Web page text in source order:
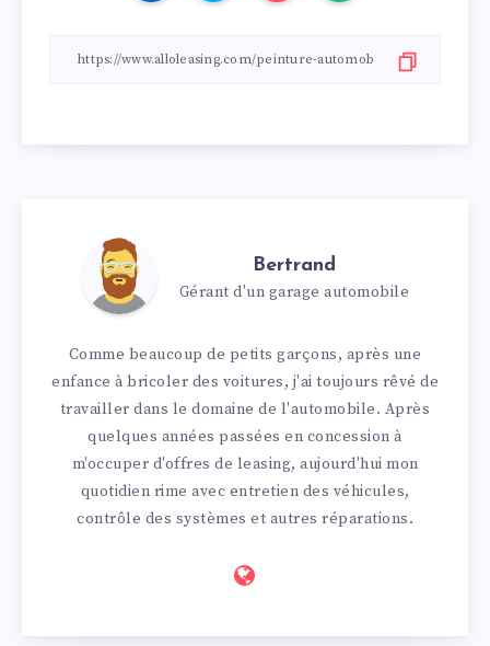
Bertrand
Gérant d'un garage automobile
Comme beaucoup de petits garçons, après une
enfance à bricoler des voitures, j'ai toujours rêvé de
travailler dans le domaine de l'automobile. Après
quelques années passées en concession à
m'occuper d'offres de leasing, aujourd'hui mon
quotidien rime avec entretien des véhicules,
contrôle des systèmes et autres réparations.